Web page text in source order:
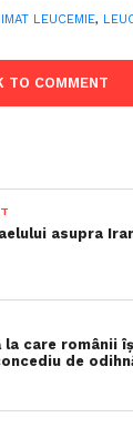
LEUCEMIE,
TO COMMENT
asupra
la care românii
de